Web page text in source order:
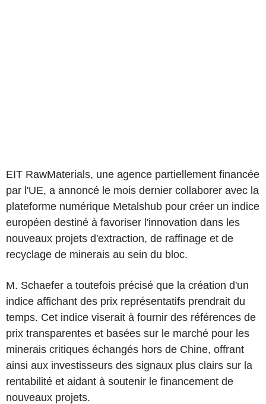
EIT RawMaterials, une agence partiellement financée
par l'UE, a annoncé le mois dernier collaborer avec la
plateforme numérique Metalshub pour créer un indice
européen destiné à favoriser l'innovation dans les
nouveaux projets d'extraction, de raffinage et de
recyclage de minerais au sein du bloc.
M. Schaefer a toutefois précisé que la création d'un
indice affichant des prix représentatifs prendrait du
temps. Cet indice viserait à fournir des références de
prix transparentes et basées sur le marché pour les
minerais critiques échangés hors de Chine, offrant
ainsi aux investisseurs des signaux plus clairs sur la
rentabilité et aidant à soutenir le financement de
nouveaux projets.